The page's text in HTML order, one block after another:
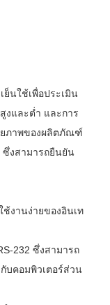
ย็นใช้เพื่อประเมิน
และต่ำ และการ
ยภาพของผลิตภัณฑ์
ซึ่งสามารถยืนยัน
งานง่ายของอินเท
232 ซึ่งสามารถ
บคอมพิวเตอร์ส่วน